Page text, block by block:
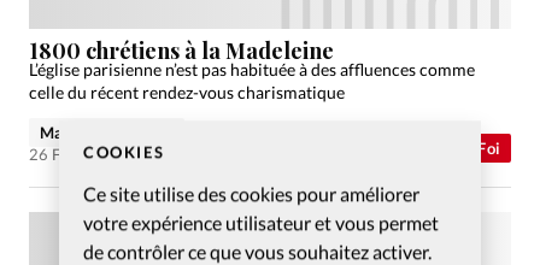
COOKIES
Ce site utilise des cookies pour améliorer
votre expérience utilisateur et vous permet
de contrôler ce que vous souhaitez activer.
Foi
1800 chrétiens à la Madeleine
L’église parisienne n’est pas habituée à des affluences comme
celle du récent rendez-vous charismatique
Marie-Laure Fenet
26 Fév 2007